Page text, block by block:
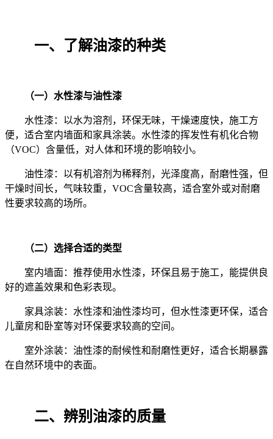
一、了解油漆的种类
（一）水性漆与油性漆
水性漆：以水为溶剂，环保无味，干燥速度快，施工方
便，适合室内墙面和家具涂装。水性漆的挥发性有机化合物
（VOC）含量低，对人体和环境的影响较小。
油性漆：以有机溶剂为稀释剂，光泽度高，耐磨性强，但
干燥时间长，气味较重， VOC含量较高，适合室外或对耐磨
性要求较高的场所。
（二）选择合适的类型
室内墙面：推荐使用水性漆，环保且易于施工，能提供良
好的遮盖效果和色彩表现。
家具涂装：水性漆和油性漆均可，但水性漆更环保，适合
儿童房和卧室等对环保要求较高的空间。
室外涂装：油性漆的耐候性和耐磨性更好，适合长期暴露
在自然环境中的表面。
二、辨别油漆的质量